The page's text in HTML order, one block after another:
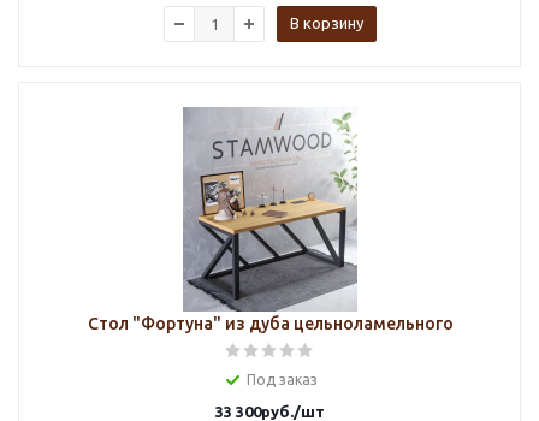
В корзину
Стол "Фортуна" из дуба цельноламельного
Под заказ
33 300руб./шт